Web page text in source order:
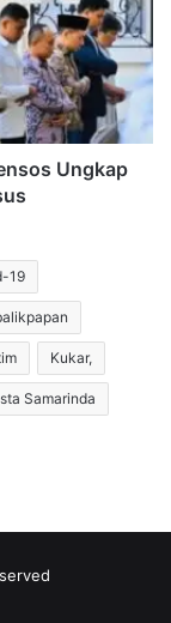
Ungkap
19
Kukar,
Samarinda